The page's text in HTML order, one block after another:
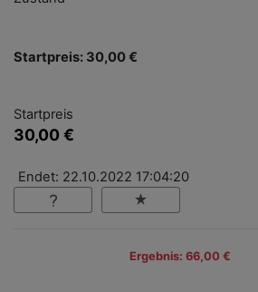
Startpreis: 30,00 €
Startpreis
30,00 €
Endet: 22.10.2022 17:04:20
Ergebnis: 66,00 €